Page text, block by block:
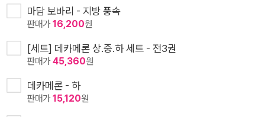
마담 보바리 - 지방 풍속
판매가16,200원
[세트] 데카메론 상.중.하 세트 - 전3권
판매가45,360원
데카메론 - 하
판매가15,120원